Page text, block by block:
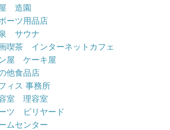
造園
ーツ用品店
サウナ
喫茶 インターネットカフェ
屋 ケーキ屋
他食品店
ィス 事務所
室 理容室
ツ ビリヤード
ムセンター